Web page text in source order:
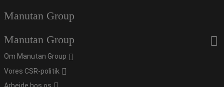
Manutan Group
Manutan Group
Om Manutan Group
Vores CSR-politik